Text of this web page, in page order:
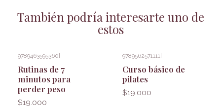
También podría interesarte uno de
estos
9789463595360
Rutinas de 7
minutos para
perder peso
$19.000
9789562571111
Curso básico de
pilates
$19.000